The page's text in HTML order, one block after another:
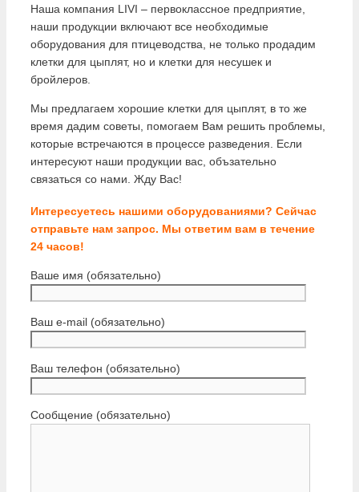
Наша компания LIVI – первоклассное предприятие,
наши продукции включают все необходимые
оборудования для птицеводства, не только продадим
клетки для цыплят, но и клетки для несушек и
бройлеров.
Мы предлагаем хорошие клетки для цыплят, в то же
время дадим советы, помогаем Вам решить проблемы,
которые встречаются в процессе разведения. Если
интересуют наши продукции вас, объзательно
связаться со нами. Жду Вас!
Интересуетесь нашими оборудованиями? Сейчас
отправьте нам запрос. Мы ответим вам в течение
24 часов!
Ваше имя (обязательно)
Ваш e-mail (обязательно)
Ваш телефон (обязательно)
Сообщение (обязательно)